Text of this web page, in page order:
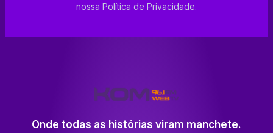
nossa Política de Privacidade.
Onde todas as histórias viram manchete.